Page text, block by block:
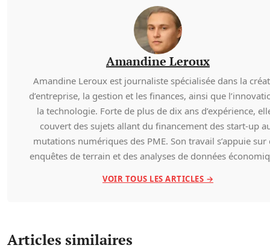
Amandine Leroux
Amandine Leroux est journaliste spécialisée dans la
d’entreprise, la gestion et les finances, ainsi que
la technologie. Forte de plus de dix ans d’expérience,
couvert des sujets allant du financement des start-up
mutations numériques des PME. Son travail s’appuie sur
enquêtes de terrain et des analyses de données
VOIR TOUS LES ARTICLES →
Articles similaires